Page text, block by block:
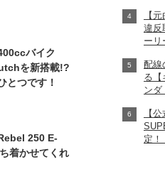
バイク
を新搭載!?
とつです！
250 E-
着かせてくれ
【
違反
ーリ
配線
る【
ンダ
【
定！